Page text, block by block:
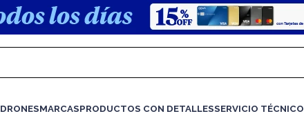
DRONESMARCASPRODUCTOS CON DETALLESSERVICIO TÉCNICO